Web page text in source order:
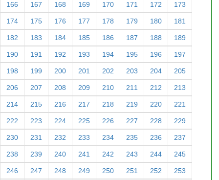
166 167 168 169 170 171 172 173
174 175 176 177 178 179 180 181
182 183 184 185 186 187 188 189
190 191 192 193 194 195 196 197
198 199 200 201 202 203 204 205
206 207 208 209 210 211 212 213
214 215 216 217 218 219 220 221
222 223 224 225 226 227 228 229
230 231 232 233 234 235 236 237
238 239 240 241 242 243 244 245
246 247 248 249 250 251 252 253